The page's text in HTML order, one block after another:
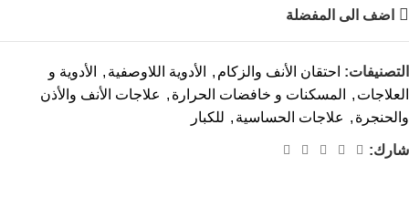
اضف الى المفضلة
التصنيفات: احتقان الأنف والزكام , الأدوية اللاوصفية ,
الأدوية و
العلاجات , المسكنات و خافضات الحرارة , علاجات الأنف والأذن
والحنجرة , علاجات الحساسية , للكبار
شارك: